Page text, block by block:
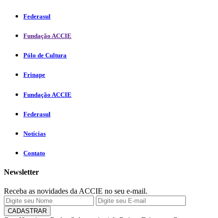
Federasul
Fundação ACCIE
Pólo de Cultura
Frinape
Fundação ACCIE
Federasul
Notícias
Contato
Newsletter
Receba as novidades da ACCIE no seu e-mail.